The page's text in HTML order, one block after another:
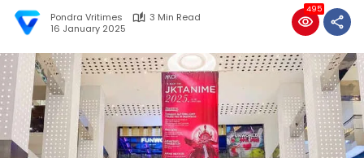
Pondra Vritimes
3 Min Read
16 January 2025
495